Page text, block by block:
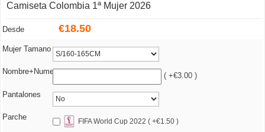
Camiseta Colombia 1ª Mujer 2026
Desde €18.50
Mujer Tamano
Nombre+Numero ( +€3.00 )
Pantalones
Parche
FIFA World Cup 2022 ( +€1.50 )